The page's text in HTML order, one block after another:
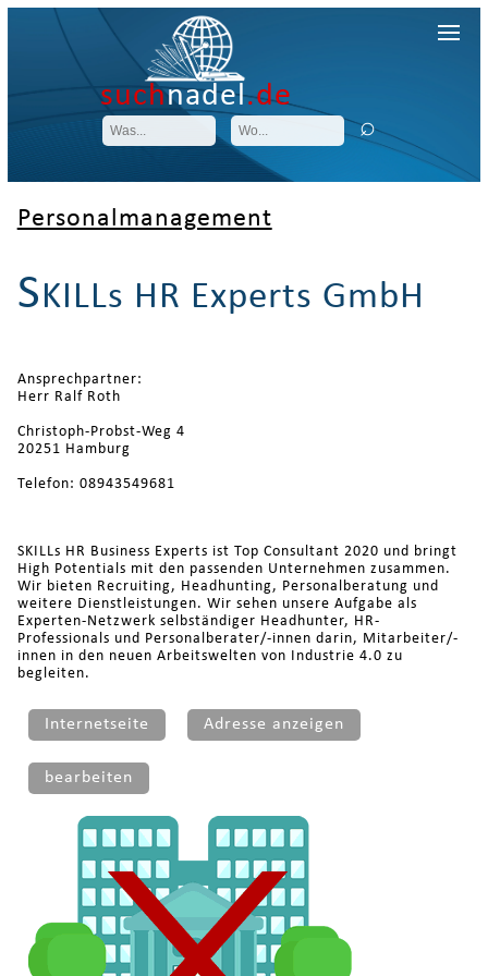
suchnadel.de
Personalmanagement
SKILLs HR Experts GmbH
Ansprechpartner:
Herr Ralf Roth
Christoph-Probst-Weg 4
20251 Hamburg
Telefon: 08943549681
SKILLs HR Business Experts ist Top Consultant 2020 und bringt
High Potentials mit den passenden Unternehmen zusammen.
Wir bieten Recruiting, Headhunting, Personalberatung und
weitere Dienstleistungen. Wir sehen unsere Aufgabe als
Experten-Netzwerk selbständiger Headhunter, HR-
Professionals und Personalberater/-innen darin, Mitarbeiter/-
innen in den neuen Arbeitswelten von Industrie 4.0 zu
begleiten.
Internetseite Adresse anzeigen
bearbeiten